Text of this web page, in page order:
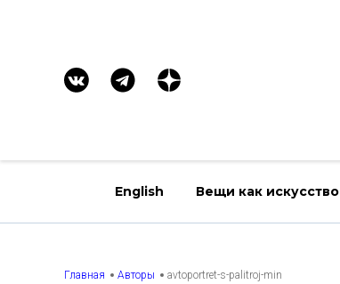
English Вещи как искусство
Главная Авторы avtoportret-s-palitroj-min